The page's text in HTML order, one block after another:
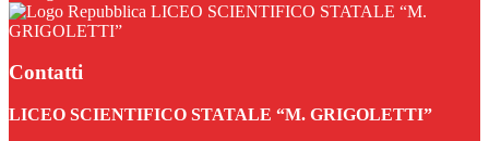
LICEO SCIENTIFICO STATALE “M.
GRIGOLETTI”
Contatti
LICEO SCIENTIFICO STATALE “M. GRIGOLETTI”